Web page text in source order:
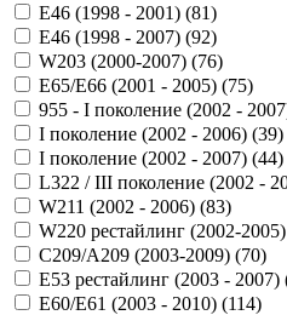
Е46 (1998 - 2001) (81)
Е46 (1998 - 2007) (92)
W203 (2000-2007) (76)
E65/E66 (2001 - 2005) (75)
955 - I поколение (2002 -
I поколение (2002 - 2006) (39)
I поколение (2002 - 2007) (44)
L322 / III поколение (2002 -
W211 (2002 - 2006) (83)
W220 рестайлинг (2002-
C209/A209 (2003-2009) (70)
E53 рестайлинг (2003 - 2007)
E60/E61 (2003 - 2010) (114)